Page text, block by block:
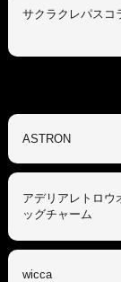
サクラクレパスコ
ASTRON
アデリアレトロウ
ッグチャーム
wicca